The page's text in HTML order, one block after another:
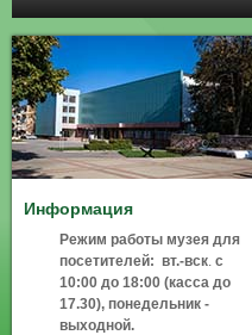
Информация
Режим работы музея для
посетителей: вт.-вск. с
10:00 до 18:00 (касса до
17.30), понедельник -
выходной.